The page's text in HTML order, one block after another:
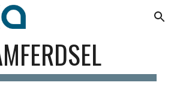
Skip to navigation